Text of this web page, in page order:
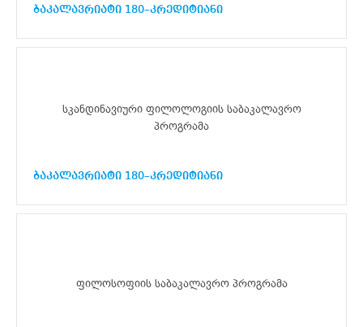
ბაკალავრიატი 180–კრედიტიანი
სკანდინავიური ფილოლოგიის საბაკალავრო
პროგრამა
ბაკალავრიატი 180–კრედიტიანი
ფილოსოფიის საბაკალავრო პროგრამა